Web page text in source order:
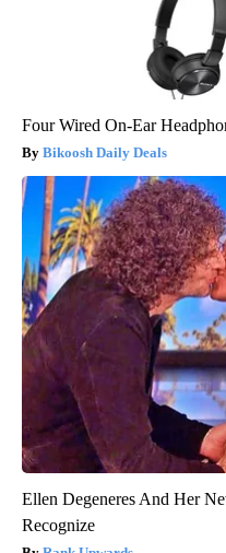
Four Wired On-Ear
Bikoosh Daily Deals
Ellen Degeneres And Her
Recognize